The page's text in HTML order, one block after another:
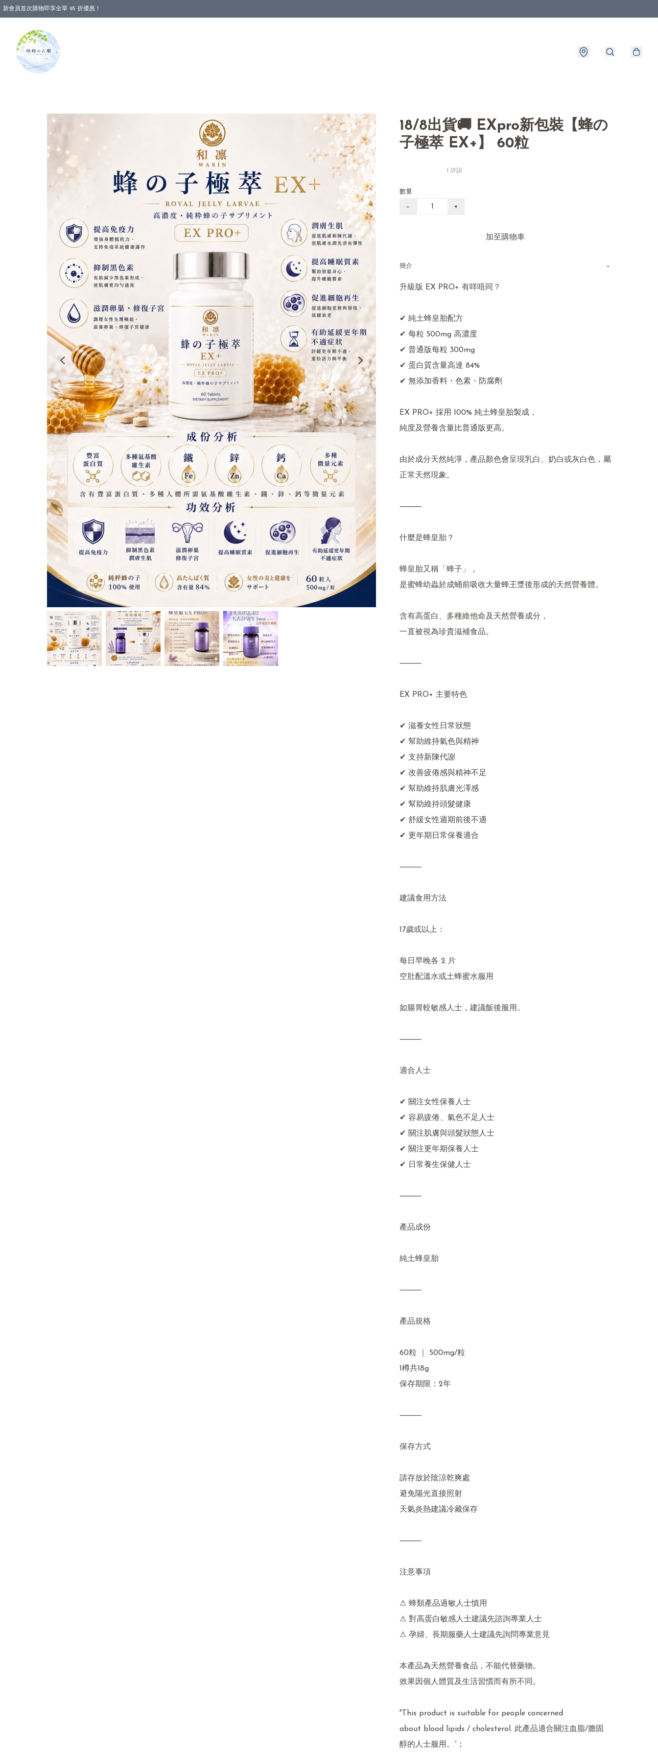
新會員首次購物即享全單 95 折優惠！
18/8出貨🚚 EXpro新包裝【蜂の
子極萃 EX+】 60粒
1 評語
數量
− +
加至購物車
簡介 −
升級版 EX PRO+ 有咩唔同？
✔ 純土蜂皇胎配方
✔ 每粒 500mg 高濃度
✔ 普通版每粒 300mg
✔ 蛋白質含量高達 84%
✔ 無添加香料・色素・防腐劑
EX PRO+ 採用 100% 純土蜂皇胎製成，
純度及營養含量比普通版更高。
由於成分天然純淨，產品顏色會呈現乳白、奶白或灰白色，屬
正常天然現象。
⸻
什麼是蜂皇胎？
蜂皇胎又稱「蜂子」，
是蜜蜂幼蟲於成蛹前吸收大量蜂王漿後形成的天然營養體。
含有高蛋白、多種維他命及天然營養成分，
一直被視為珍貴滋補食品。
⸻
EX PRO+ 主要特色
✔ 滋養女性日常狀態
✔ 幫助維持氣色與精神
✔ 支持新陳代謝
✔ 改善疲倦感與精神不足
✔ 幫助維持肌膚光澤感
✔ 幫助維持頭髮健康
✔ 舒緩女性週期前後不適
✔ 更年期日常保養適合
⸻
建議食用方法
17歲或以上：
每日早晚各 2 片
空肚配溫水或土蜂蜜水服用
如腸胃較敏感人士，建議飯後服用。
⸻
適合人士
✔ 關注女性保養人士
✔ 容易疲倦、氣色不足人士
✔ 關注肌膚與頭髮狀態人士
✔ 關注更年期保養人士
✔ 日常養生保健人士
⸻
產品成份
純土蜂皇胎
⸻
產品規格
60粒 ｜ 500mg/粒
1樽共18g
保存期限：2年
⸻
保存方式
請存放於陰涼乾爽處
避免陽光直接照射
天氣炎熱建議冷藏保存
⸻
注意事項
⚠ 蜂類產品過敏人士慎用
⚠ 對高蛋白敏感人士建議先諮詢專業人士
⚠ 孕婦、長期服藥人士建議先詢問專業意見
本產品為天然營養食品，不能代替藥物。
效果因個人體質及生活習慣而有所不同。
"This product is suitable for people concerned
about blood lipids / cholesterol. 此產品適合關注血脂/膽固
醇的人士服用。”；